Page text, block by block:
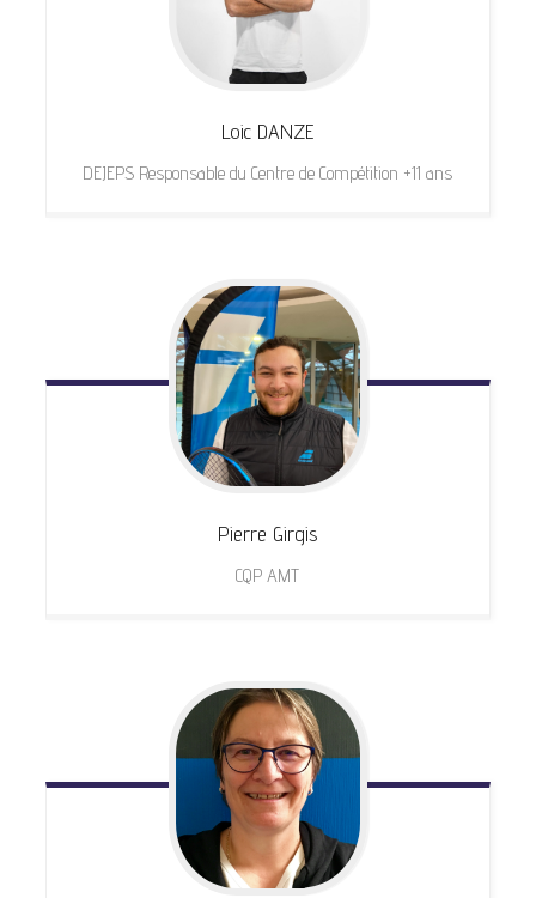
Loic DANZE
DEJEPS Responsable du Centre de Compétition +11 ans
Pierre Girgis
CQP AMT